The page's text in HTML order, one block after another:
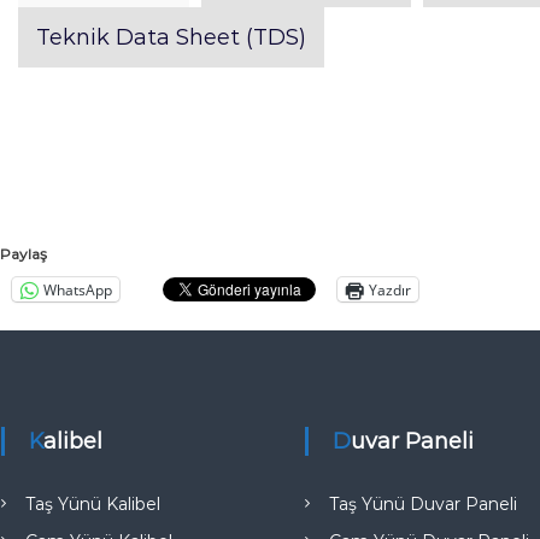
m
A
n
k
T
Teknik Data Sheet (TDS)
Paylaş
WhatsApp Yazdır
Kalibel
Taş Yünü Kalibel
Duvar Paneli
Taş Yünü Duvar Paneli